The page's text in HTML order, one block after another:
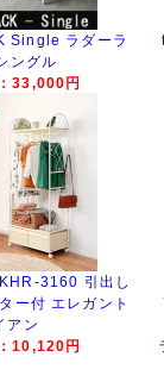
Single ラダーラ
ングル
33,000円
3160 引出し
ー付 エレガント
アン
10,120円